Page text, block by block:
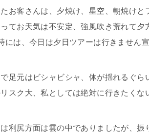
お客さんは、夕焼け、星空、朝焼け
てお天気は不安定、強風吹き荒れて
には、今日は夕日ツアーは行きません宣
足元はビシャビシャ、体が揺れるぐ
スク大、私としては絶対に行きたくな
利尻方面は雲の中でありましたが、